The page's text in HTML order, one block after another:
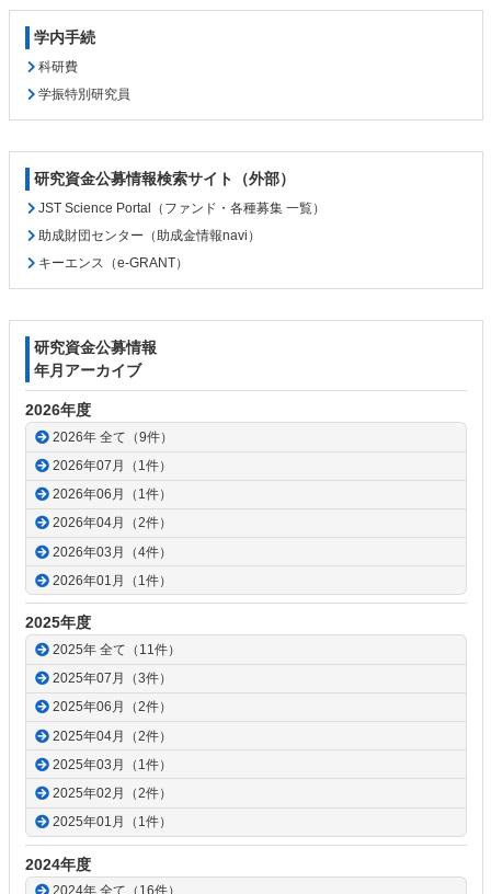
学内手続
科研費
学振特別研究員
研究資金公募情報検索サイト（外部）
JST Science Portal（ファンド・各種募集 一覧）
助成財団センター（助成金情報navi）
キーエンス（e-GRANT）
研究資金公募情報
年月アーカイブ
2026年度
2026年 全て（9件）
2026年07月（1件）
2026年06月（1件）
2026年04月（2件）
2026年03月（4件）
2026年01月（1件）
2025年度
2025年 全て（11件）
2025年07月（3件）
2025年06月（2件）
2025年04月（2件）
2025年03月（1件）
2025年02月（2件）
2025年01月（1件）
2024年度